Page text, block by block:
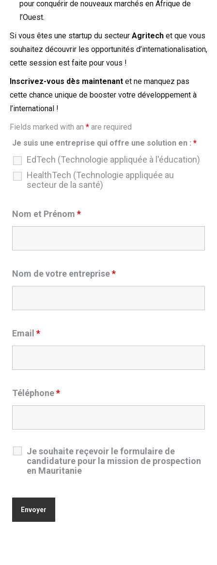
pour conquérir de nouveaux marchés en Afrique de
l’Ouest.
Si vous êtes une startup du secteur Agritech et que vous
souhaitez découvrir les opportunités d’internationalisation,
cette session est faite pour vous !
Inscrivez-vous dès maintenant et ne manquez pas
cette chance unique de booster votre développement à
l’international !
Fields marked with an * are required
Je suis une entreprise qui offre une solution en : *
EdTech (Technologie appliquée à l'éducation)
HealthTech (Technologie appliquée au
secteur de la santé)
Nom et Prénom *
Nom de votre entreprise*
Email *
Téléphone*
Je souhaite reçevoir le formulaire de
candidature pour la mission de prospection
en Mauritanie